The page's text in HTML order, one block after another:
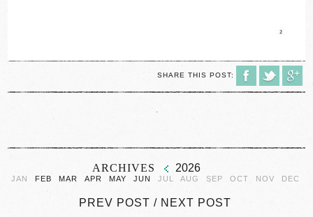
SHARE THIS POST:
ARCHIVES 2026
JAN FEB MAR APR MAY JUN JUL AUG SEP OCT NOV DEC
PREV POST / NEXT POST